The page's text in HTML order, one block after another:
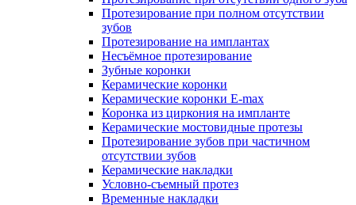
Протезирование при полном отсутствии
зубов
Протезирование на имплантах
Несъёмное протезирование
Зубные коронки
Керамические коронки
Керамические коронки E-max
Коронка из циркония на импланте
Керамические мостовидные протезы
Протезирование зубов при частичном
отсутствии зубов
Керамические накладки
Условно-съемный протез
Временные накладки